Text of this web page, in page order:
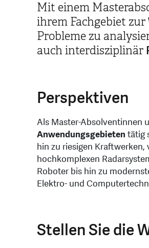
Mit einem
ihrem Fachgebiet zur
Probleme zu
auch interdisziplinär
Perspektiven
Als Master-Absolventinnen
Anwendungsgebieten tätig
hin zu riesigen
hochkomplexen
Roboter bis hin zu
Elektro- und
Stellen Sie die